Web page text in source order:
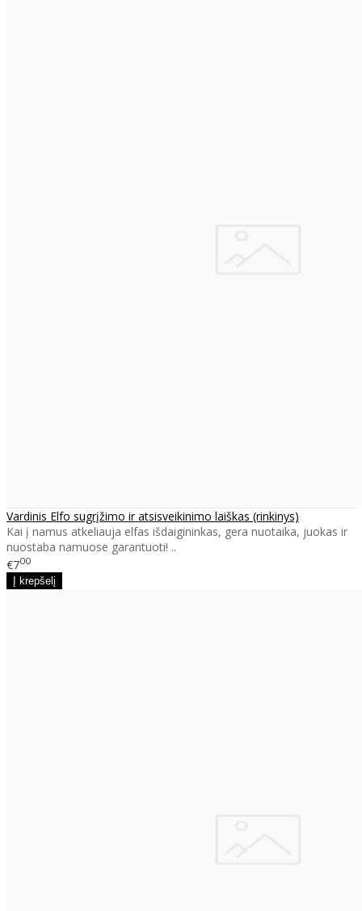
Vardinis Elfo sugrįžimo ir atsisveikinimo laiškas (rinkinys)
Kai į namus atkeliauja elfas išdaigininkas, gera nuotaika, juokas ir
nuostaba namuose garantuoti! ..
€700